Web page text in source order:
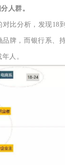
人群。
对比分析，发现18
品牌，而银行系、
人。